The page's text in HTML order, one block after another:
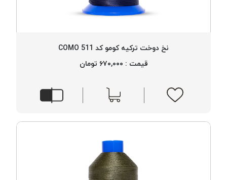
نخ دوخت ترکیه کومو کد 511 COMO
قیمت : ۶۷۰,۰۰۰ تومان